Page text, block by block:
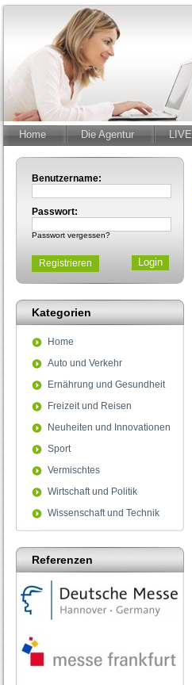
Home Die Agentur
Benutzername:
Passwort:
Passwort vergessen?
Registrieren
Kategorien
Home
Auto und Verkehr
Ernährung und Gesundheit
Freizeit und Reisen
Neuheiten und Innovationen
Sport
Vermischtes
Wirtschaft und Politik
Wissenschaft und Technik
Referenzen